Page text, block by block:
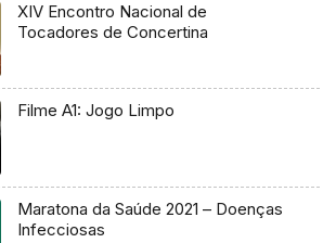
XIV Encontro Nacional de
Tocadores de Concertina
Filme A1: Jogo Limpo
Maratona da Saúde 2021 – Doenças
Infecciosas